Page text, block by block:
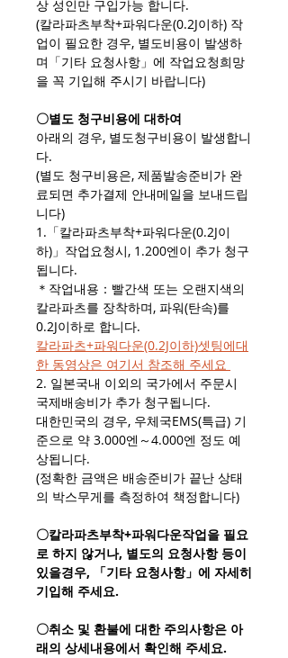
상 성인만 구입가능 합니다.
(칼라파츠부착+파워다운(0.2J이하) 작
업이 필요한 경우, 별도비용이 발생하
며「기타 요청사항」에 작업요청희망
을 꼭 기입해 주시기 바랍니다)
〇별도 청구비용에 대하여
아래의 경우, 별도청구비용이 발생합니
다.
(별도 청구비용은, 제품발송준비가 완
료되면 추가결제 안내메일을 보내드립
니다)
1.「칼라파츠부착+파워다운(0.2J이
하)」작업요청시, 1.200엔이 추가 청구
됩니다.
＊작업내용：빨간색 또는 오랜지색의
칼라파츠를 장착하며, 파워(탄속)를
0.2J이하로 합니다.
칼라파츠+파워다운(0.2J이하)셋팅에대
한 동영상은 여기서 참조해 주세요
2. 일본국내 이외의 국가에서 주문시
국제배송비가 추가 청구됩니다.
대한민국의 경우, 우체국EMS(특급) 기
준으로 약 3.000엔～4.000엔 정도 예
상됩니다.
(정확한 금액은 배송준비가 끝난 상태
의 박스무게를 측정하여 책정합니다)
〇칼라파츠부착+파워다운작업을 필요
로 하지 않거나, 별도의 요청사항 등이
있을경우, 「기타 요청사항」에 자세히
기입해 주세요.
〇취소 및 환불에 대한 주의사항은 아
래의 상세내용에서 확인해 주세요.